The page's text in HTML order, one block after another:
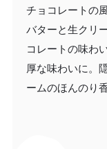
チョコレートの
バターと生クリ
コレートの味わ
厚な味わいに。
ームのほんのり